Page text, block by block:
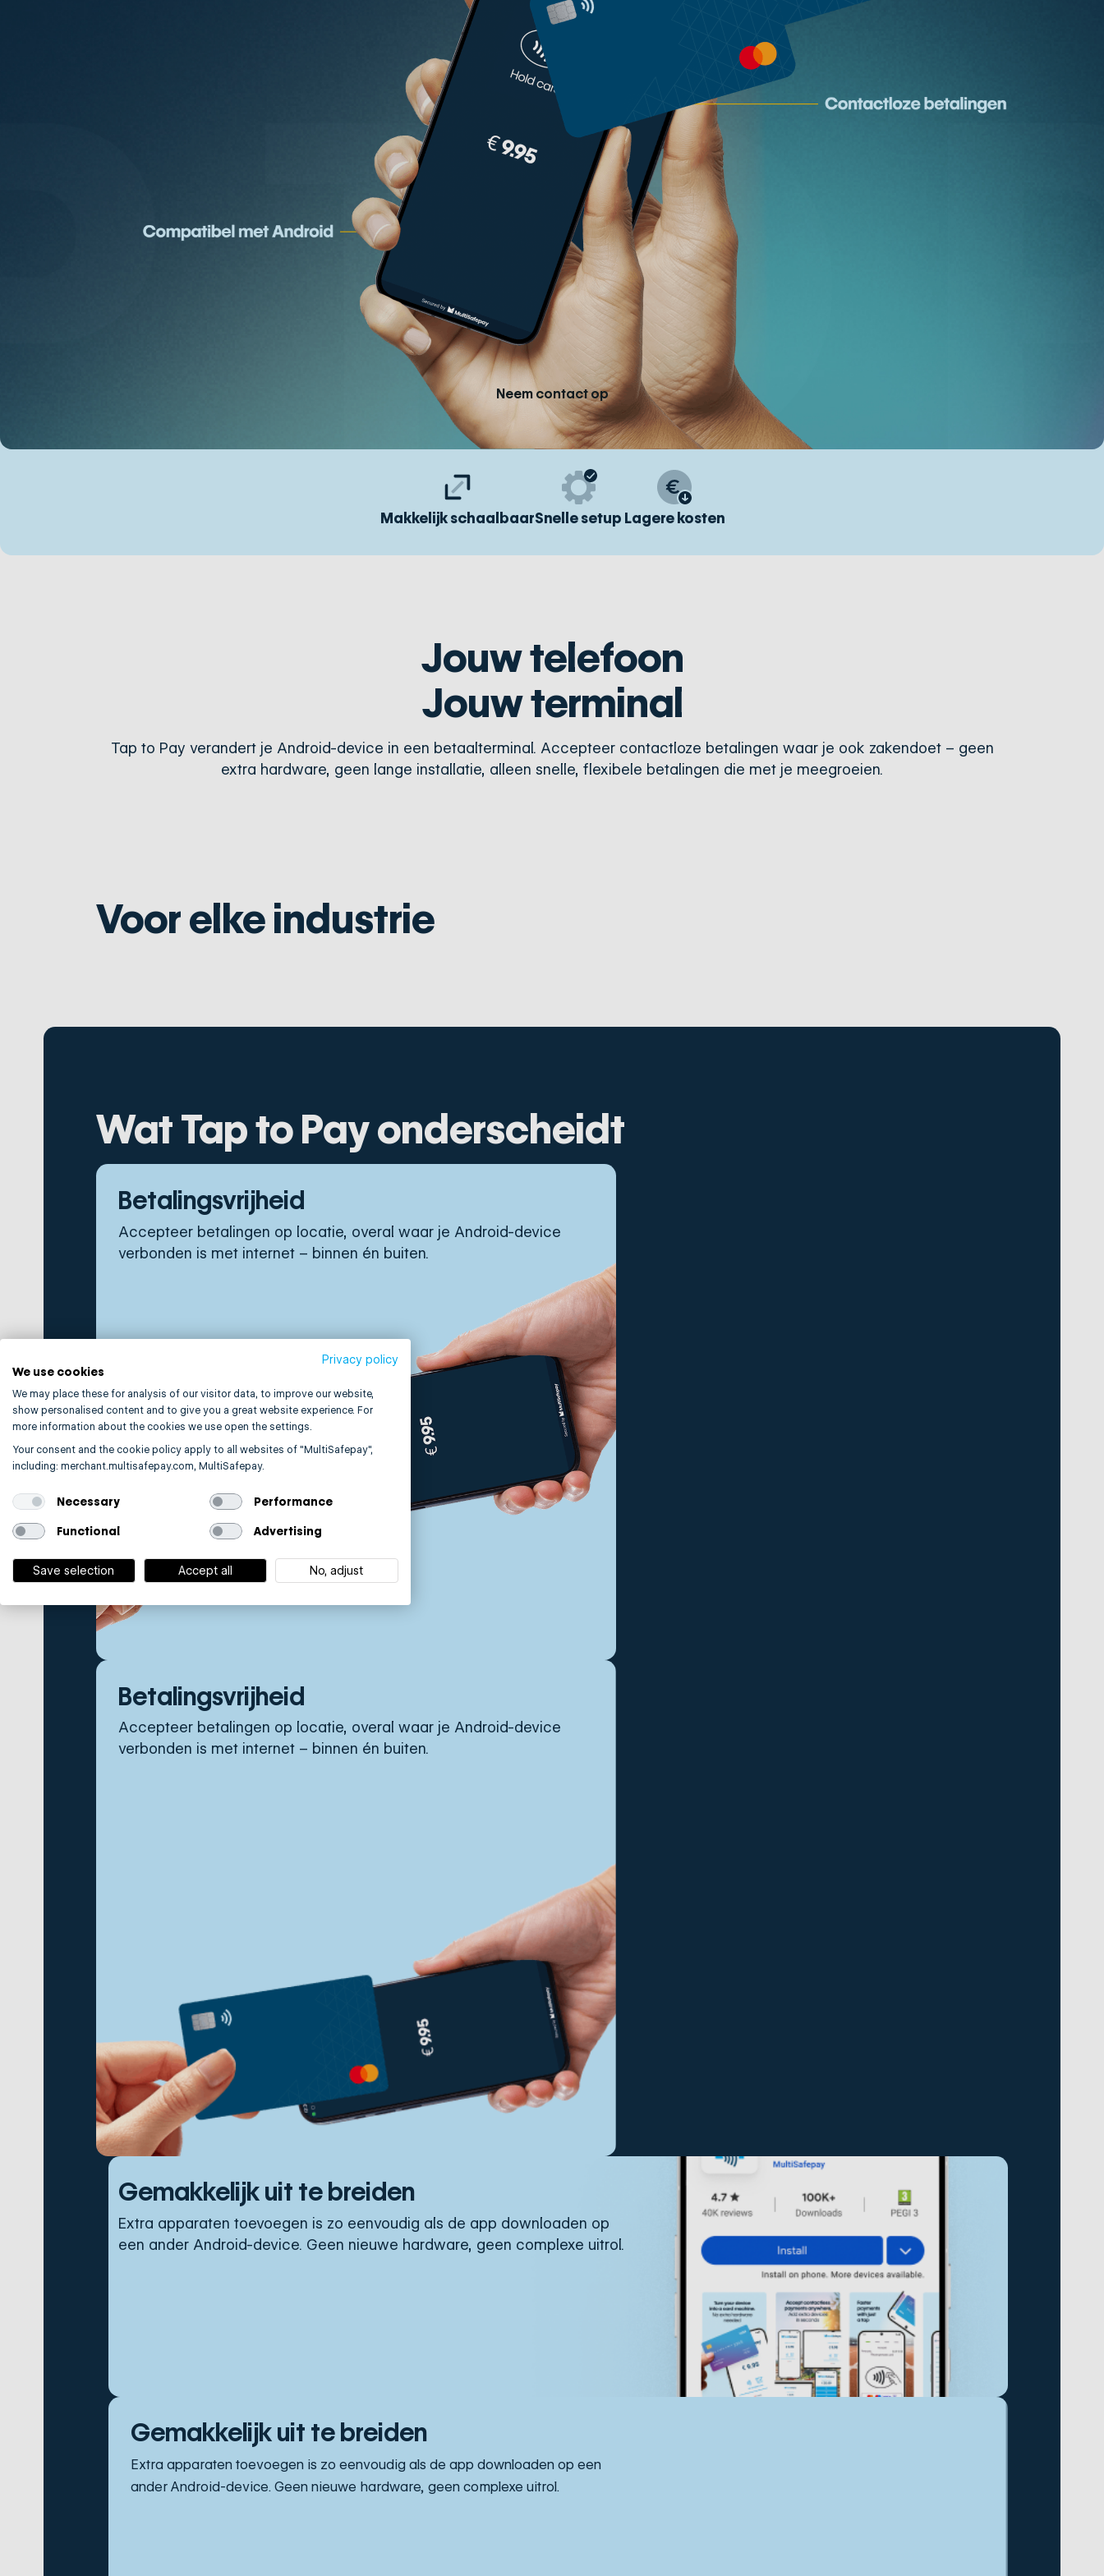
Neem contact op
Makkelijk schaalbaarSnelle setupLagere kosten
Jouw telefoon
Jouw terminal
Tap to Pay verandert je Android-device in een betaalterminal. Accepteer contactloze betalingen waar je ook zakendoet – geen
extra hardware, geen lange installatie, alleen snelle, flexibele betalingen die met je meegroeien.
Voor elke industrie
Wat Tap to Pay onderscheidt
Betalingsvrijheid
Accepteer betalingen op locatie, overal waar je Android-device
verbonden is met internet – binnen én buiten.
Betalingsvrijheid
Accepteer betalingen op locatie, overal waar je Android-device
verbonden is met internet – binnen én buiten.
Gemakkelijk uit te breiden
Extra apparaten toevoegen is zo eenvoudig als de app downloaden op
een ander Android-device. Geen nieuwe hardware, geen complexe uitrol.
Gemakkelijk uit te breiden
Extra apparaten toevoegen is zo eenvoudig als de app downloaden op een
ander Android-device. Geen nieuwe hardware, geen complexe uitrol.
Privacy policy
We use cookies
We may place these for analysis of our visitor data, to improve our website,
show personalised content and to give you a great website experience. For
more information about the cookies we use open the settings.
Your consent and the cookie policy apply to all websites of "MultiSafepay",
including: merchant.multisafepay.com, MultiSafepay.
Necessary
Performance
Functional
Advertising
Save selection Accept all No, adjust